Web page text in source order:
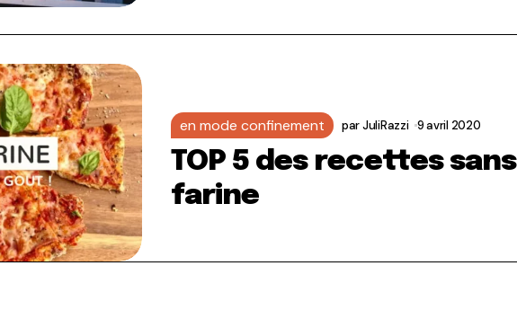
en mode confinement parJuliRazzi 9 avril 2020
TOP 5 des recettes sans
farine